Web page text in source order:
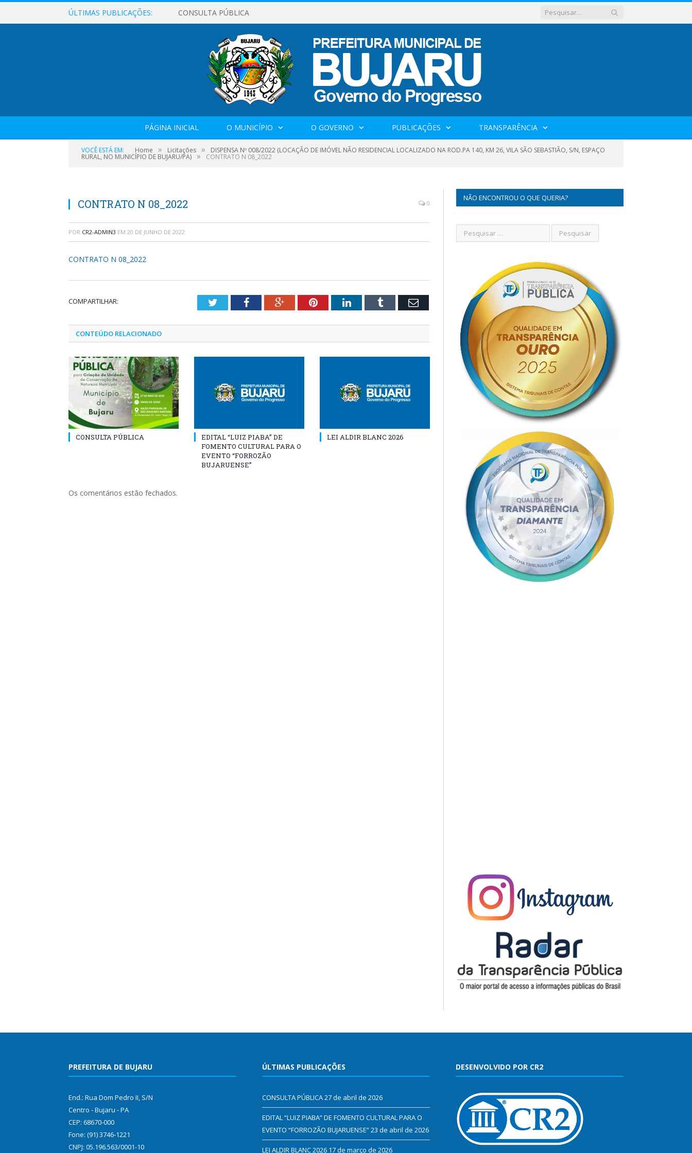
ÚLTIMAS PUBLICAÇÕES: CONSULTA PÚBLICA
PÁGINA INICIAL O MUNICÍPIO O GOVERNO PUBLICAÇÕES TRANSPARÊNCIA
VOCÊ ESTÁ EM: Home » Licitações » DISPENSA Nº 008/2022 (LOCAÇÃO DE IMÓVEL NÃO RESIDENCIAL LOCALIZADO NA ROD.PA 140, KM 26, VILA SÃO SEBASTIÃO, S/N, ESPAÇO
RURAL, NO MUNICÍPIO DE BUJARU/PA) » CONTRATO N 08_2022
CONTRATO N 08_2022 0
POR CR2-ADMIN3 EM 20 DE JUNHO DE 2022
CONTRATO N 08_2022
COMPARTILHAR: TwitterFacebookGoogle+PinterestLinkedInTumblr Email
CONTEÚDO RELACIONADO
CONSULTA PÚBLICA
EDITAL “LUIZ PIABA” DE
FOMENTO CULTURAL PARA O
EVENTO “FORROZÃO
BUJARUENSE”
LEI ALDIR BLANC 2026
Os comentários estão fechados.
NÃO ENCONTROU O QUE QUERIA?
PREFEITURA DE BUJARU
End.: Rua Dom Pedro II, S/N
Centro - Bujaru - PA
CEP: 68670-000
Fone: (91) 3746-1221
CNPJ: 05.196.563/0001-10
ÚLTIMAS PUBLICAÇÕES
CONSULTA PÚBLICA27 de abril de 2026
EDITAL “LUIZ PIABA” DE FOMENTO CULTURAL PARA O
EVENTO “FORROZÃO BUJARUENSE”23 de abril de 2026
LEI ALDIR BLANC 2026 17 de março de 2026
DESENVOLVIDO POR CR2